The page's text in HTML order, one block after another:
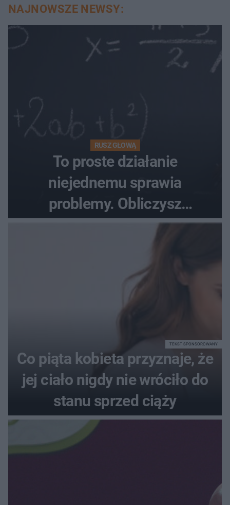
NAJNOWSZE NEWSY:
RUSZ GŁOWĄ
To proste działanie
niejednemu sprawia
problemy. Obliczysz
poprawnie, ile to jest
Co piąta kobieta przyznaje, że
jej ciało nigdy nie wróciło do
stanu sprzed ciąży
TEKST SPONSOROWANY